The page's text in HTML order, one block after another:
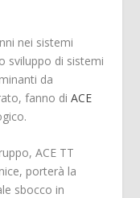
nei sistemi
sviluppo di sistemi
da
fanno diACE
ACE TT
porterà la
sbocco in